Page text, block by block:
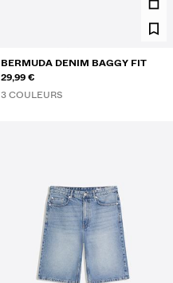
BERMUDA DENIM BAGGY FIT
29,99 €
3 COULEURS